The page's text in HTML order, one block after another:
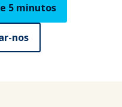
5 minutos
nos